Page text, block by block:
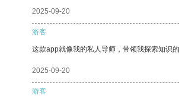
2025-09-20
游客
这款app就像我的私人导师，带领我探索知识的
2025-09-20
游客